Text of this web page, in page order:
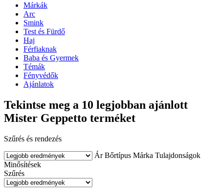
Márkák
Arc
Smink
Test és Fürdő
Haj
Férfiaknak
Baba és Gyermek
Témák
Fényvédők
Ajánlatok
Tekintse meg a 10 legjobban ajánlott
Mister Geppetto terméket
Szűrés és rendezés
Ár Bőrtípus Márka Tulajdonságok
Minősítések
Szűrés